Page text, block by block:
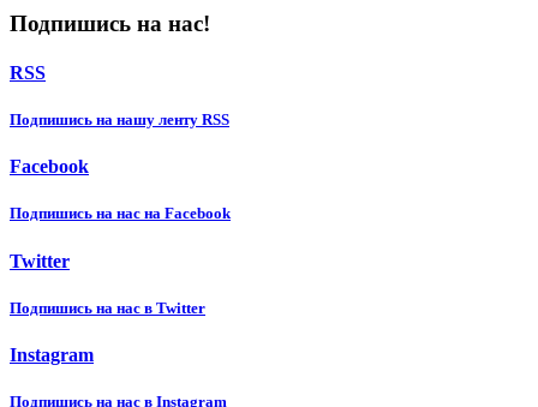
Подпишись на нас!
RSS
Подпишиcь на нашу ленту RSS
Facebook
Подпишиcь на нас на Facebook
Twitter
Подпишиcь на нас в Twitter
Instagram
Подпишиcь на нас в Instagram